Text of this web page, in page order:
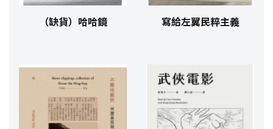
（缺貨）哈哈鏡 寫給左翼民粹主義